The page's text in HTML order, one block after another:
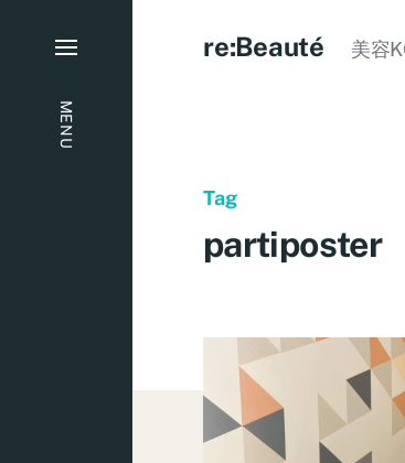
MENU
re:Beauté 美容
Tag
partiposter